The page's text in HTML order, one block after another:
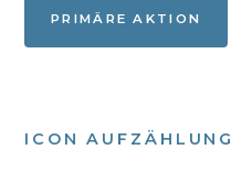
PRIMÄRE AKTION
ICON AUFZÄHLUNG